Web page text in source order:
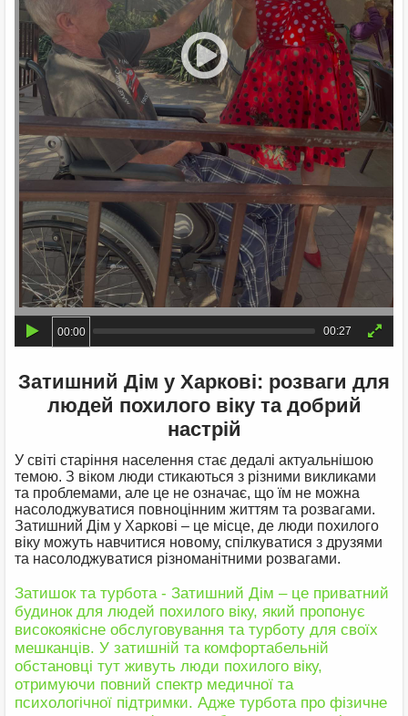
00:00 00:27
Затишний Дім у Харкові: розваги для
людей похилого віку та добрий
настрій
У світі старіння населення стає дедалі актуальнішою
темою. З віком люди стикаються з різними викликами
та проблемами, але це не означає, що їм не можна
насолоджуватися повноцінним життям та розвагами.
Затишний Дім у Харкові – це місце, де люди похилого
віку можуть навчитися новому, спілкуватися з друзями
та насолоджуватися різноманітними розвагами.
Затишок та турбота - Затишний Дім – це приватний
будинок для людей похилого віку, який пропонує
високоякісне обслуговування та турботу для своїх
мешканців. У затишній та комфортабельній
обстановці тут живуть люди похилого віку,
отримуючи повний спектр медичної та
психологічної підтримки. Адже турбота про фізичне